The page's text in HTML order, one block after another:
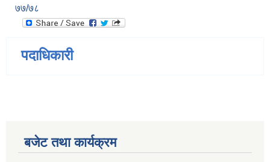
७७/७८
पदाधिकारी
बजेट तथा कार्यक्रम